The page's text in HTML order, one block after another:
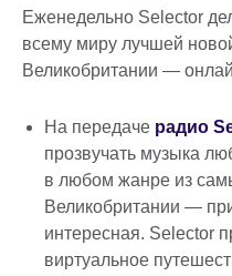
Еженедельно Selector
всему миру лучшей
Великобритании —
На передаче радио
прозвучать музыка
в любом жанре из
Великобритании —
интересная. Selector
виртуальное